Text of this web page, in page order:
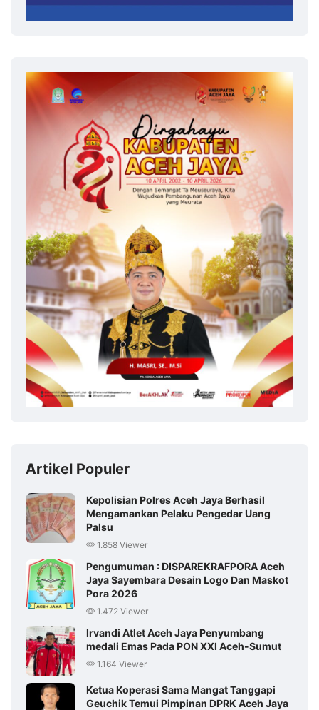
Artikel Populer
Kepolisian Polres Aceh Jaya Berhasil
Mengamankan Pelaku Pengedar Uang
Palsu
1.858 Viewer
Pengumuman : DISPAREKRAFPORA Aceh
Jaya Sayembara Desain Logo Dan Maskot
Pora 2026
1.472 Viewer
Irvandi Atlet Aceh Jaya Penyumbang
medali Emas Pada PON XXI Aceh-Sumut
1.164 Viewer
Ketua Koperasi Sama Mangat Tanggapi
Geuchik Temui Pimpinan DPRK Aceh Jaya